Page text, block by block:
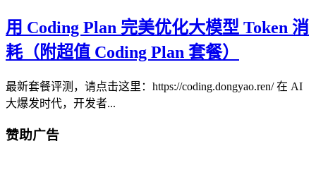
用 Coding Plan 完美优化大模型 Token 消
耗（附超值 Coding Plan 套餐）
最新套餐评测，请点击这里：https://coding.dongyao.ren/ 在 AI
大爆发时代，开发者...
赞助广告